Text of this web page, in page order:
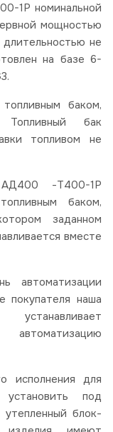
1Р номинальной
мощностью
не
на базе 6-
баком,
бак
топливом не
-Т400-1Р
баком,
заданном
вместе
автоматизации
покупателя наша
автоматизацию
исполнения для
под
блок-